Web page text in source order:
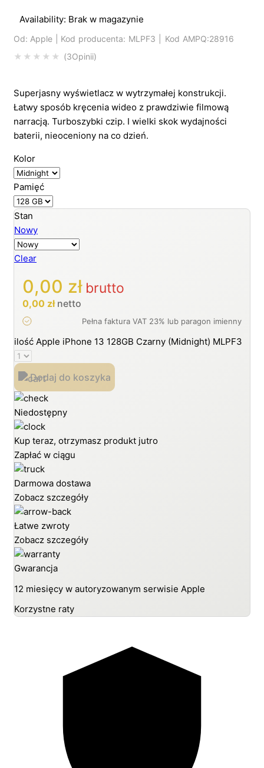
3Opinii
Availability: Brak w magazynie
Od: Apple | Kod producenta: MLPF3 | Kod AMPQ:28916
Superjasny wyświetlacz w wytrzymałej konstrukcji.
Łatwy sposób kręcenia wideo z prawdziwie filmową
narracją. Turboszybki czip. I wielki skok wydajności
baterii, nieoceniony na co dzień.
Kolor
Pamięć
Stan
Nowy
Clear
0,00 złbrutto
0,00 złnetto
ilość Apple iPhone 13 128GB Czarny (Midnight) MLPF3
Dodaj do koszyka
Niedostępny
Kup teraz, otrzymasz produkt jutro
Zapłać w ciągu
Darmowa dostawa
Zobacz szczegóły
Łatwe zwroty
Zobacz szczegóły
Gwarancja
12 miesięcy w autoryzowanym serwisie Apple
Korzystne raty